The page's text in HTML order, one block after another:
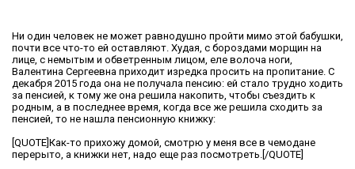
Ни один человек не может равнодушно пройти мимо этой бабушки,
почти все что-то ей оставляют. Худая, с бороздами морщин на
лице, с немытым и обветренным лицом, еле волоча ноги,
Валентина Сергеевна приходит изредка просить на пропитание. С
декабря 2015 года она не получала пенсию: ей стало трудно ходить
за пенсией, к тому же она решила накопить, чтобы съездить к
родным, а в последнее время, когда все же решила сходить за
пенсией, то не нашла пенсионную книжку:
[QUOTE]Как-то прихожу домой, смотрю у меня все в чемодане
перерыто, а книжки нет, надо еще раз посмотреть.[/QUOTE]